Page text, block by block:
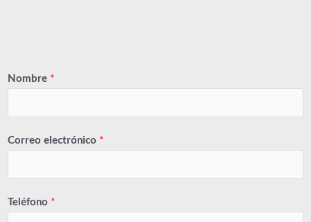
Nombre *
Correo electrónico *
Teléfono *